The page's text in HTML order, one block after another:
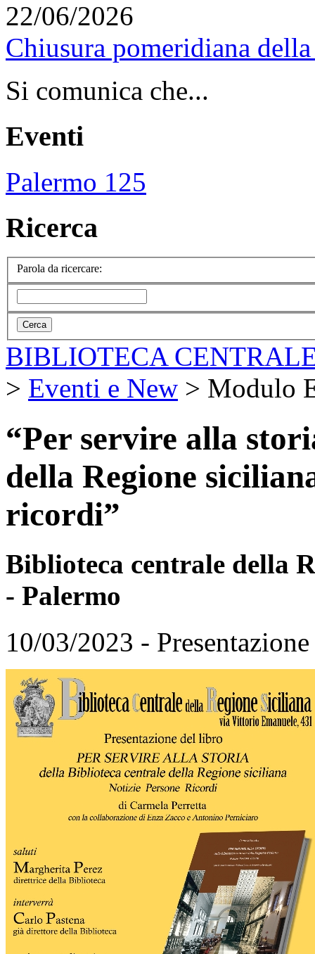
22/06/2026
Chiusura pomeridiana
Si comunica che...
Eventi
Palermo 125
Ricerca
Parola da ricercare:
BIBLIOTECA
> Eventi e New > Modulo
“Per servire alla
della Regione
ricordi”
Biblioteca centrale della
- Palermo
10/03/2023 -